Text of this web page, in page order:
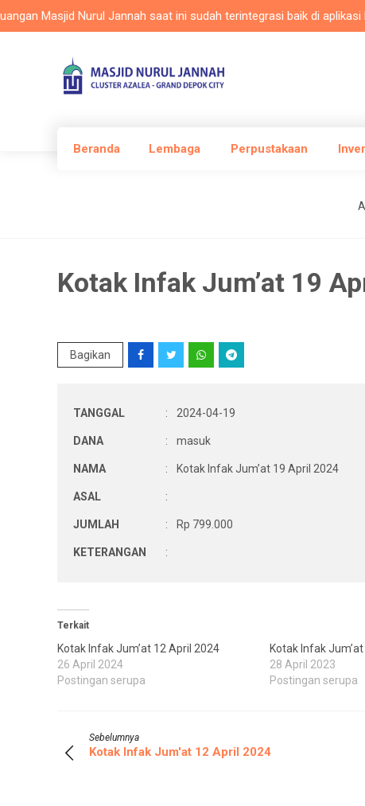
Masjid Nurul Jannah saat ini sudah terintegrasi baik di aplikasi
Beranda Lembaga Perpustakaan
Kotak Infak Jum’at 19
Bagikan
TANGGAL : 2024-04-19
DANA : masuk
NAMA : Kotak Infak Jum’at 19 April 2024
ASAL :
JUMLAH : Rp 799.000
KETERANGAN :
Terkait
Kotak Infak Jum’at 12 April 2024
26 April 2024
Postingan serupa
Kotak Infak
28 April 2023
Postingan serupa
Sebelumnya
Kotak Infak Jum'at 12 April 2024